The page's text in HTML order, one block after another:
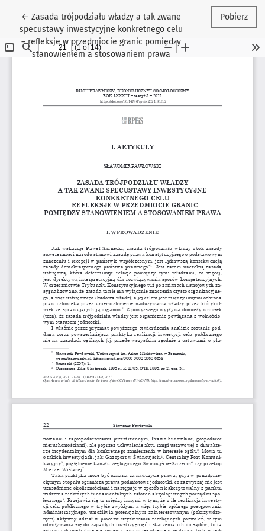
←Wróć do szczegółów artykułu
Zasada trójpodziału władzy a tak zwane
specustawy inwestycyjne konkretnego celu
– refleksje w przedmiocie granic pomiędzy
stanowieniem a stosowaniem prawa
Pobierz